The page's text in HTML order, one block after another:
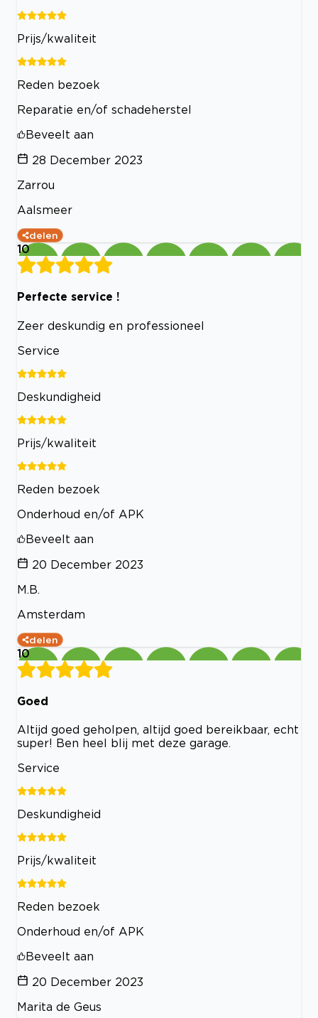
Prijs/kwaliteit
Reden bezoek
Reparatie en/of schadeherstel
Beveelt aan
28 December 2023
Zarrou
Aalsmeer
delen
10
Perfecte service !
Zeer deskundig en professioneel
Service
Deskundigheid
Prijs/kwaliteit
Reden bezoek
Onderhoud en/of APK
Beveelt aan
20 December 2023
M.B.
Amsterdam
delen
10
Goed
Altijd goed geholpen, altijd goed bereikbaar, echt
super! Ben heel blij met deze garage.
Service
Deskundigheid
Prijs/kwaliteit
Reden bezoek
Onderhoud en/of APK
Beveelt aan
20 December 2023
Marita de Geus